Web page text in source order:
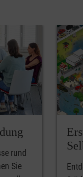
rund
Sie